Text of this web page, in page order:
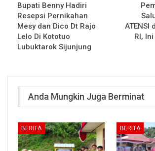
Bupati Benny Hadiri
Resepsi Pernikahan
Mesy dan Dico Dt Rajo
Lelo Di Kototuo
Lubuktarok Sijunjung
ATENSI
RI,
Anda Mungkin Juga Berminat
BERITA BERITA